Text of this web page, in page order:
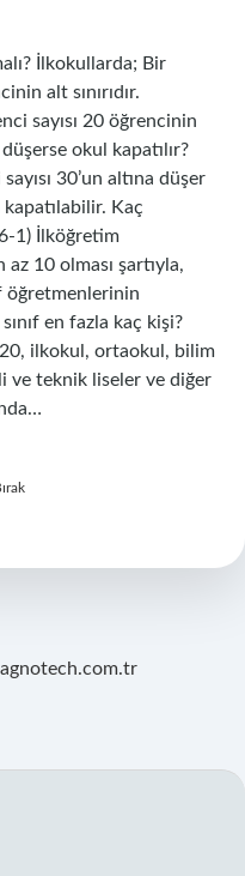
İlkokullarda; Bir
alt sınırıdır.
sayısı 20 öğrencinin
düşerse okul kapatılır?
30’un altına düşer
kapatılabilir. Kaç
1) İlköğretim
az 10 olması şartıyla,
öğretmenlerinin
en fazla kaç kişi?
ilkokul, ortaokul, bilim
ve teknik liseler ve diğer